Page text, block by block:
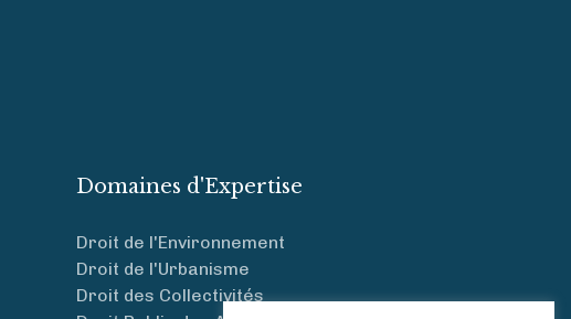
Domaines d'Expertise
Droit de l'Environnement
Droit de l'Urbanisme
Droit des Collectivités